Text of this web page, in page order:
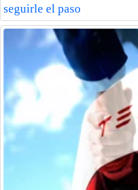
seguirle el paso